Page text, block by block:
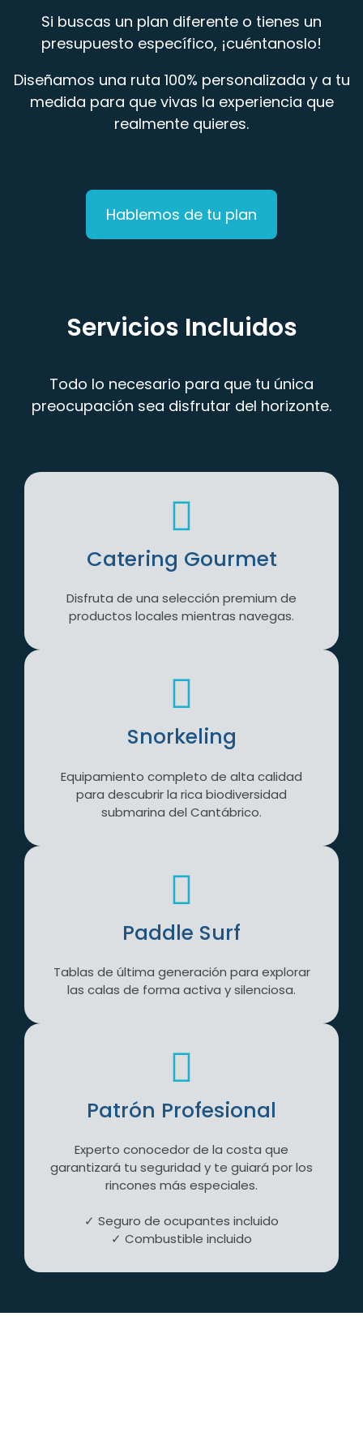
Si buscas un plan diferente o tienes un
presupuesto específico, ¡cuéntanoslo!
Diseñamos una ruta 100% personalizada y a tu
medida para que vivas la experiencia que
realmente quieres.
Hablemos de tu plan
Servicios Incluidos
Todo lo necesario para que tu única
preocupación sea disfrutar del horizonte.
Catering Gourmet
Disfruta de una selección premium de
productos locales mientras navegas.
Snorkeling
Equipamiento completo de alta calidad
para descubrir la rica biodiversidad
submarina del Cantábrico.
Paddle Surf
Tablas de última generación para explorar
las calas de forma activa y silenciosa.
Patrón Profesional
Experto conocedor de la costa que
garantizará tu seguridad y te guiará por los
rincones más especiales.
✓ Seguro de ocupantes incluido
✓ Combustible incluido